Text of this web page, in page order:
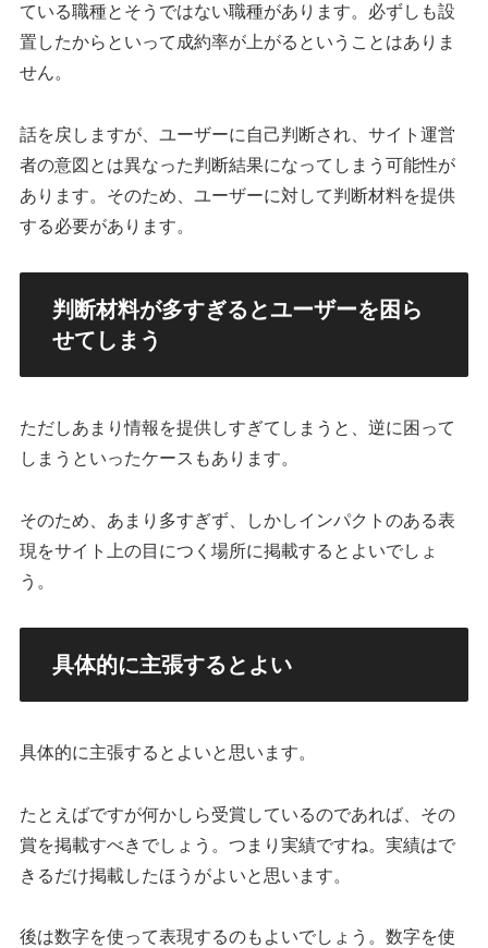
ている職種とそうではない職種があります。必ずしも設
置したからといって成約率が上がるということはありま
せん。
話を戻しますが、ユーザーに自己判断され、サイト運営
者の意図とは異なった判断結果になってしまう可能性が
あります。そのため、ユーザーに対して判断材料を提供
する必要があります。
判断材料が多すぎるとユーザーを困ら
せてしまう
ただしあまり情報を提供しすぎてしまうと、逆に困って
しまうといったケースもあります。
そのため、あまり多すぎず、しかしインパクトのある表
現をサイト上の目につく場所に掲載するとよいでしょ
う。
具体的に主張するとよい
具体的に主張するとよいと思います。
たとえばですが何かしら受賞しているのであれば、その
賞を掲載すべきでしょう。つまり実績ですね。実績はで
きるだけ掲載したほうがよいと思います。
後は数字を使って表現するのもよいでしょう。数字を使